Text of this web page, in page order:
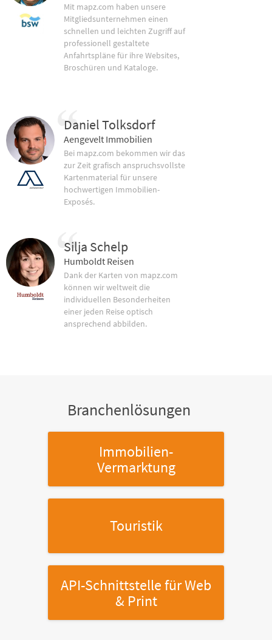
Mit mapz.com haben unsere
Mitgliedsunternehmen einen
schnellen und leichten Zugriff auf
professionell gestaltete
Anfahrtspläne für ihre Websites,
Broschüren und Kataloge.
Daniel Tolksdorf
Aengevelt Immobilien
Bei mapz.com bekommen wir das
zur Zeit grafisch anspruchsvollste
Kartenmaterial für unsere
hochwertigen Immobilien-
Exposés.
Silja Schelp
Humboldt Reisen
Dank der Karten von mapz.com
können wir weltweit die
individuellen Besonderheiten
einer jeden Reise optisch
ansprechend abbilden.
Branchenlösungen
Immobilien-
Vermarktung
Touristik
API-Schnittstellefür Web
& Print